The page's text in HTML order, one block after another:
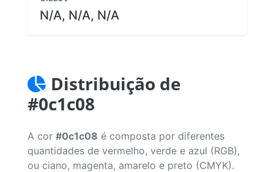
N/A, N/A, N/A
Distribuição de
#0c1c08
A cor #0c1c08 é composta por diferentes
quantidades de vermelho, verde e azul (RGB),
ou ciano, magenta, amarelo e preto (CMYK).